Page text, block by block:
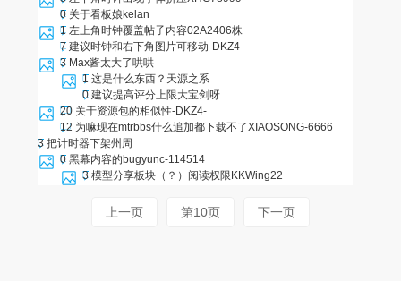
0 关于看板娘 kelan
1 左上角时钟覆盖帖子内容02A2406株
7 建议时钟和右下角图片可移动-DKZ4-
3 Max酱太大了哄哄
1 这是什么东西？ 天源之系
0 建议提高评分上限大宝剑呀
20 关于资源包的相似性-DKZ4-
12 为嘛现在mtrbbs什么追加都下载不了XIAOSONG-6666
3 把计时器下架州周
0 黑幕内容的bugyunc-114514
3 模型分享板块（？）阅读权限 KKWing22
上一页 第10页 下一页